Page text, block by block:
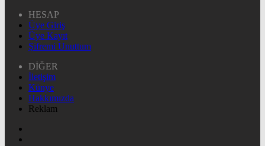
HESAP
Üye Giriş
Üye Kayıt
Şifremi Unuttum
DİĞER
İletişim
Künye
Hakkımızda
Reklam